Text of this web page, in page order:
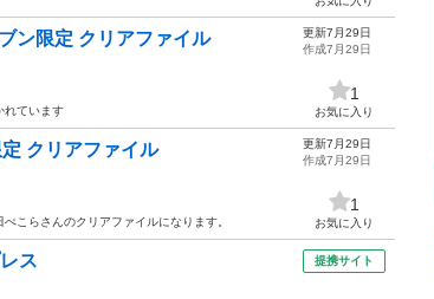
ン限定 クリアファイル
れています
更新7月29日
作成7月29日
1
お気に入り
クリアファイル
こらさんのクリアファイルになります。
更新7月29日
作成7月29日
1
お気に入り
ス 提携サイト